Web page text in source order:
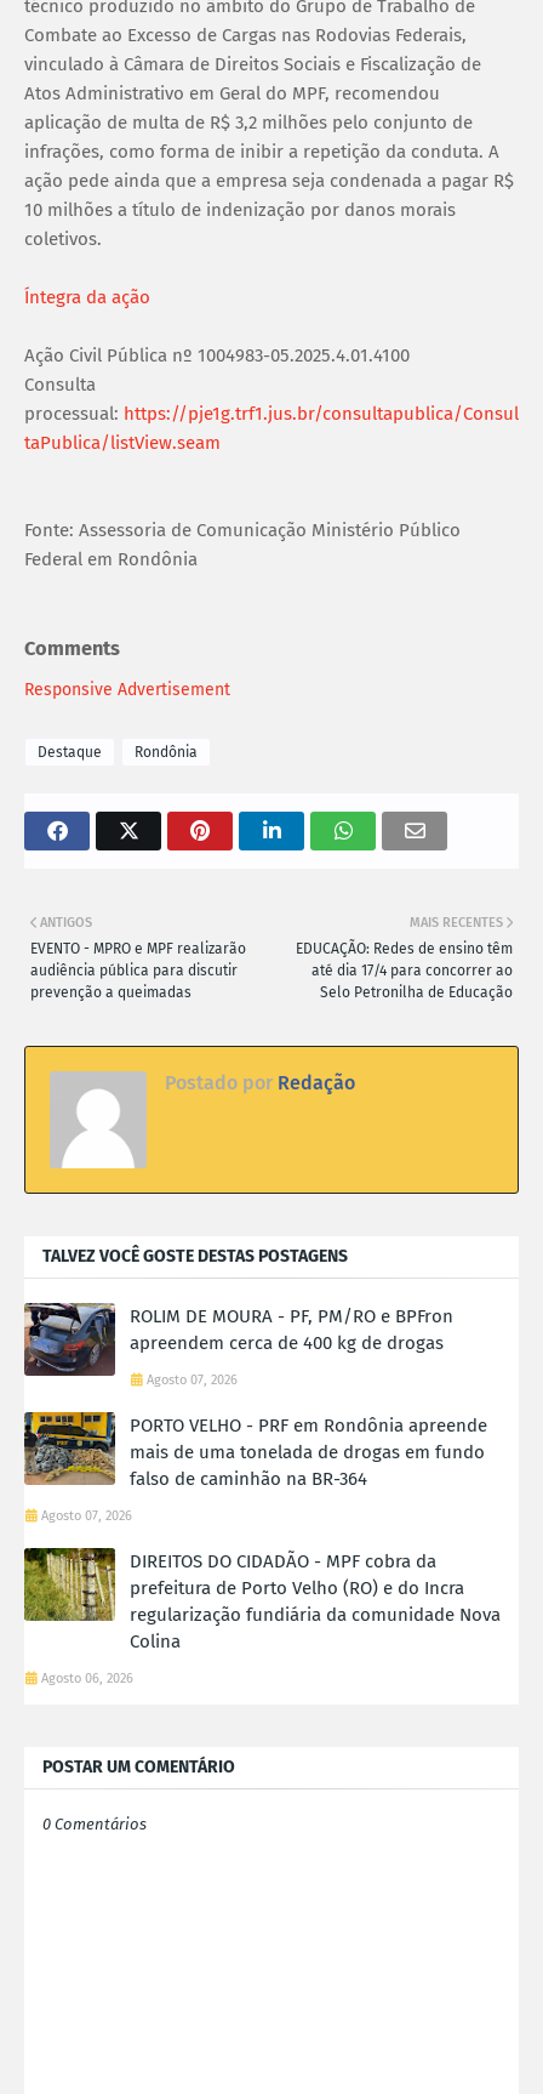
técnico produzido no âmbito do Grupo de Trabalho de
Combate ao Excesso de Cargas nas Rodovias Federais,
vinculado à Câmara de Direitos Sociais e Fiscalização de
Atos Administrativo em Geral do MPF, recomendou
aplicação de multa de R$ 3,2 milhões pelo conjunto de
infrações, como forma de inibir a repetição da conduta. A
ação pede ainda que a empresa seja condenada a pagar R$
10 milhões a título de indenização por danos morais
coletivos.
Íntegra da ação
Ação Civil Pública nº 1004983-05.2025.4.01.4100
Consulta
processual: https://pje1g.trf1.jus.br/consultapublica/Consul
taPublica/listView.seam
Fonte: Assessoria de Comunicação Ministério Público
Federal em Rondônia
Comments
Responsive Advertisement
Destaque Rondônia
MAIS RECENTES
EDUCAÇÃO: Redes de ensino têm
até dia 17/4 para concorrer ao
Selo Petronilha de Educação
ANTIGOS
EVENTO - MPRO e MPF realizarão
audiência pública para discutir
prevenção a queimadas
Postado por Redação
TALVEZ VOCÊ GOSTE DESTAS POSTAGENS
ROLIM DE MOURA - PF, PM/RO e BPFron
apreendem cerca de 400 kg de drogas
Agosto 07, 2026
PORTO VELHO - PRF em Rondônia apreende
mais de uma tonelada de drogas em fundo
falso de caminhão na BR-364
Agosto 07, 2026
DIREITOS DO CIDADÃO - MPF cobra da
prefeitura de Porto Velho (RO) e do Incra
regularização fundiária da comunidade Nova
Colina
Agosto 06, 2026
POSTAR UM COMENTÁRIO
0 Comentários